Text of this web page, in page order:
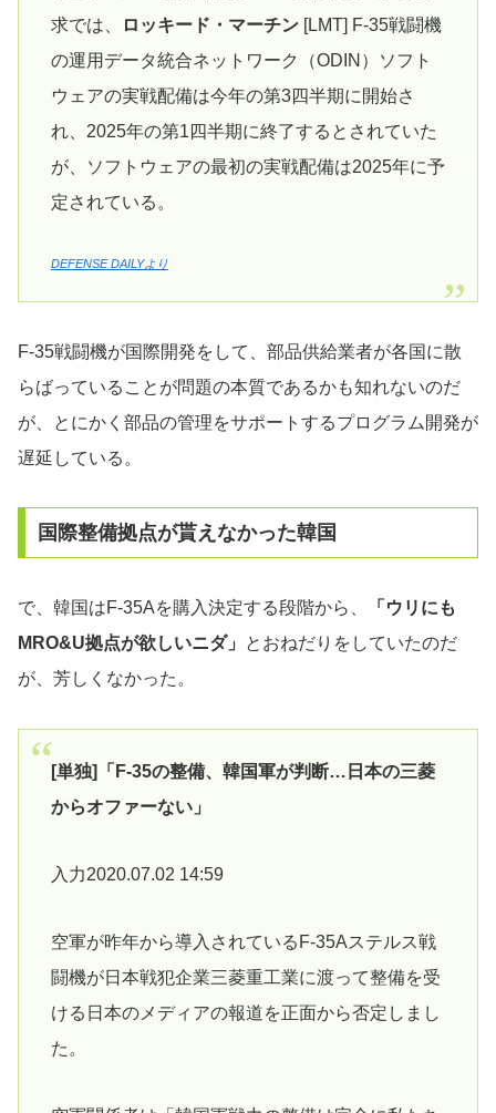
求では、
ロッキード・マーチン[LMT] F-35戦闘機
の運用データ統合ネットワーク（ODIN）ソフト
ウェアの実戦配備は今年の第3四半期に開始さ
れ、2025年の第1四半期に終了するとされていた
が、ソフトウェアの最初の実戦配備は2025年に予
定されている。
DEFENSE DAILYより
F-35戦闘機が国際開発をして、部品供給業者が各国に散
らばっていることが問題の本質であるかも知れないのだ
が、とにかく部品の管理をサポートするプログラム開発が
遅延している。
国際整備拠点が貰えなかった韓国
で、韓国はF-35Aを購入決定する段階から、
「ウリにも
MRO&U拠点が欲しいニダ」
とおねだりをしていたのだ
が、芳しくなかった。
[単独]「F-35の整備、韓国軍が判断…日本の三菱
からオファーない」
入力2020.07.02 14:59
空軍が昨年から導入されているF-35Aステルス戦
闘機が日本戦犯企業三菱重工業に渡って整備を受
ける日本のメディアの報道を正面から否定しまし
た。